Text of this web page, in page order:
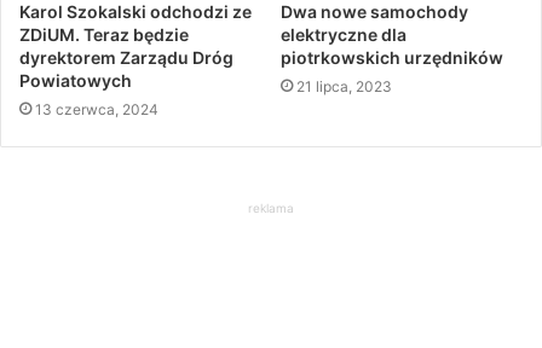
Karol Szokalski odchodzi ze
ZDiUM. Teraz będzie
dyrektorem Zarządu Dróg
Powiatowych
13 czerwca, 2024
Dwa nowe samochody
elektryczne dla
piotrkowskich urzędników
21 lipca, 2023
reklama